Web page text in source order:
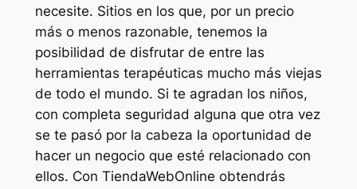
necesite. Sitios en los que, por un precio
más o menos razonable, tenemos la
posibilidad de disfrutar de entre las
herramientas terapéuticas mucho más viejas
de todo el mundo. Si te agradan los niños,
con completa seguridad alguna que otra vez
se te pasó por la cabeza la oportunidad de
hacer un negocio que esté relacionado con
ellos. Con TiendaWebOnline obtendrás